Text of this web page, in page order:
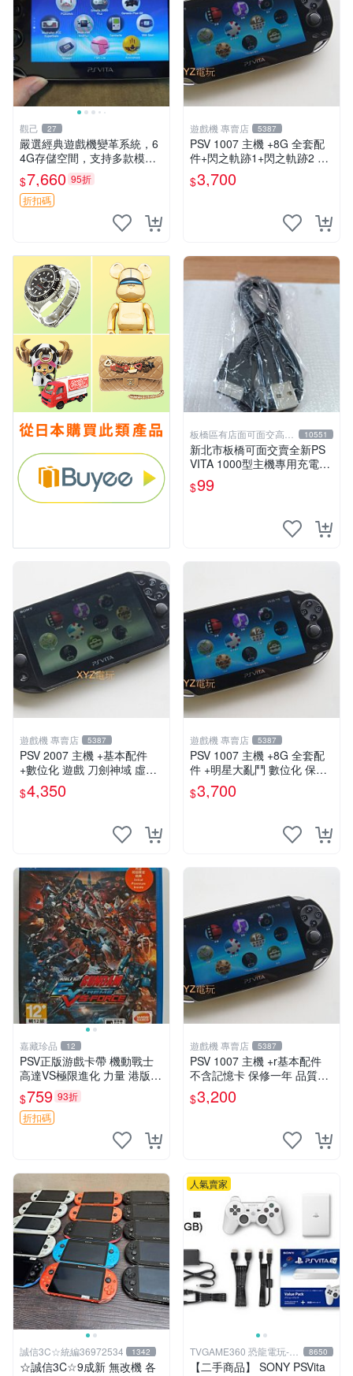
觀己 27
嚴選經典遊戲機變革系統，6
4G存儲空間，支持多款模擬
器享受懷舊樂趣 黑店版 PSV
游戲 模擬器
$7,660 95折
折扣碼
遊戲機 專賣店 5387
PSV 1007 主機 +8G 全套配
件+閃之軌跡1+閃之軌跡2 保
修一年 品質有保障
$3,700
板橋區有店面可面交高價
回收電玩
10551
新北市板橋可面交賣全新PS
VITA 1000型主機專用充電
線....超便宜只賣99元
$99
遊戲機 專賣店 5387
PSV 2007 主機 +基本配件
+數位化 遊戲 刀劍神域 虛空
幻界 保修一年
$4,350
遊戲機 專賣店 5387
PSV 1007 主機 +8G 全套配
件 +明星大亂鬥 數位化 保修
一年 品質有保障
$3,700
嘉藏珍品 12
PSV正版游戲卡帶 機動戰士
高達VS極限進化 力量 港版中
文 盒裝全新未開封，支持所
有日版，港版或其他地區的P
SV游戲機主機，（除外），
$759 93折
折扣碼
遊戲機 專賣店 5387
PSV 1007 主機 +r基本配件
不含記憶卡 保修一年 品質有
保障
$3,200
誠信3C☆統編36972534 1342
☆誠信3C☆9成新 無改機 各
人氣賣家
TVGAME360 恐龍電玩-台
中店
8650
【二手商品】 SONY PSVita